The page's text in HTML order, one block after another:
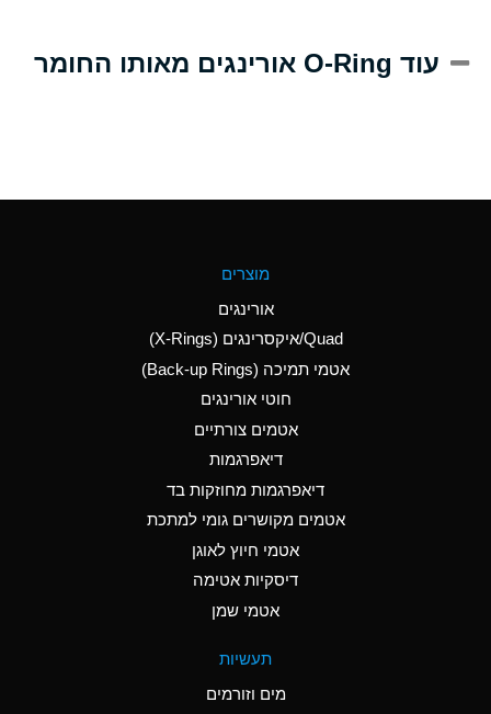
(Aqueous)
Aluminum Nitrate
(Aqueous)
Aluminum Phosphate
Ammonia Anhydrous
A
Ammonia Gas (cold)
A
Ammonia Gas (hot)
עוד O-Ring אורינגים מאותו החומר
מוצרים
אורינגים
Quad/איקסרינגים (X-Rings)
אטמי תמיכה (Back-up Rings)
חוטי אורינגים
אטמים צורתיים
דיאפרגמות
דיאפרגמות מחוזקות בד
אטמים מקושרים גומי למתכת
אטמי חיוץ לאוגן
דיסקיות אטימה
אטמי שמן
תעשיות
מים וזורמים